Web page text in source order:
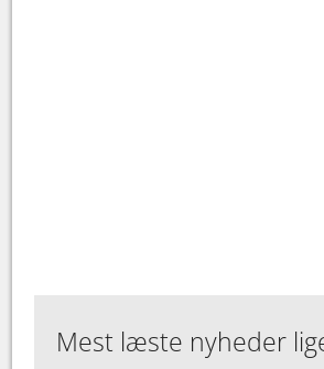
Mest læste nyheder